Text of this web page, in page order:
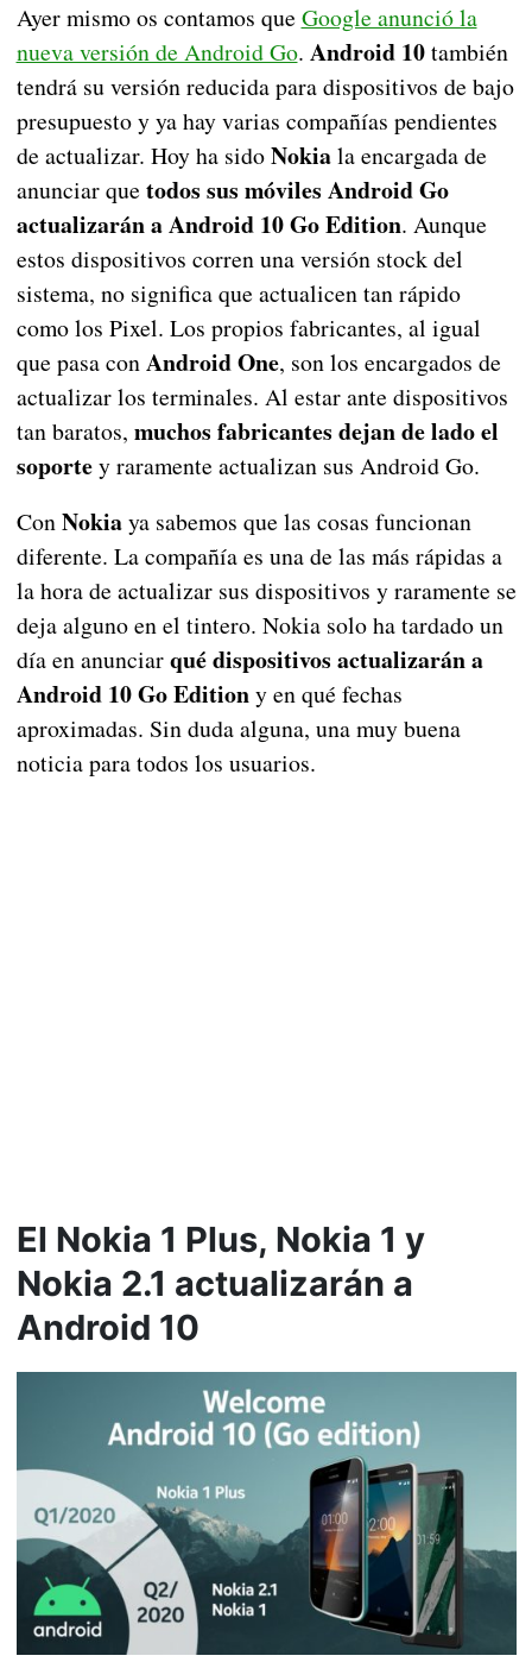
Ayer mismo os contamos que Google anunció la
nueva versión de Android Go. Android 10también
tendrá su versión reducida para dispositivos de bajo
presupuesto y ya hay varias compañías pendientes
de actualizar. Hoy ha sidoNokiala encargada de
anunciar que todos sus móviles Android Go
actualizarán a Android 10 Go Edition. Aunque
estos dispositivos corren una versión stock del
sistema, no significa que actualicen tan rápido
como los Pixel. Los propios fabricantes, al igual
que pasa conAndroid One, son los encargados de
actualizar los terminales. Al estar ante dispositivos
tan baratos, muchos fabricantes dejan de lado el
soportey raramente actualizan sus Android Go.
ConNokiaya sabemos que las cosas funcionan
diferente. La compañía es una de las más rápidas a
la hora de actualizar sus dispositivos y raramente se
deja alguno en el tintero. Nokia solo ha tardado un
día en anunciarqué dispositivos actualizarán a
Android 10 Go Editiony en qué fechas
aproximadas. Sin duda alguna, una muy buena
noticia para todos los usuarios.
El Nokia 1 Plus, Nokia 1 y
Nokia 2.1 actualizarán a
Android 10